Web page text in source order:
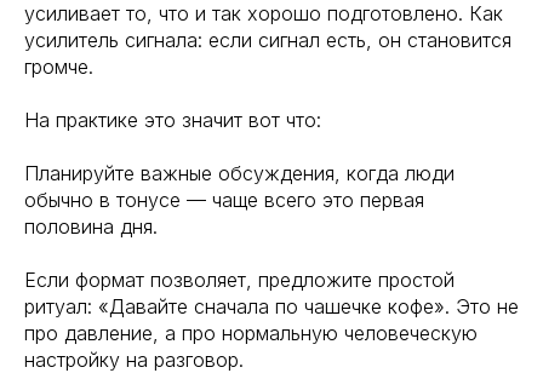
усиливает то, что и так хорошо подготовлено. Как
усилитель сигнала: если сигнал есть, он становится
громче.
На практике это значит вот что:
Планируйте важные обсуждения, когда люди
обычно в тонусе — чаще всего это первая
половина дня.
Если формат позволяет, предложите простой
ритуал: «Давайте сначала по чашечке кофе». Это не
про давление, а про нормальную человеческую
настройку на разговор.